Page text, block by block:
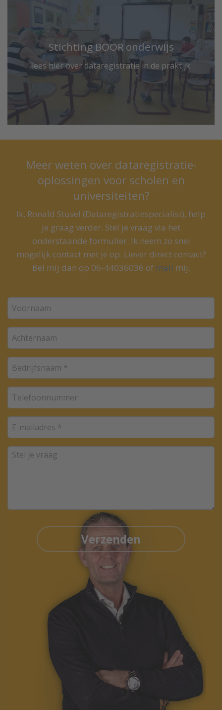
Stichting BOOR onderwijs
lees hier over dataregistratie in de praktijk
Meer weten over dataregistratie-
oplossingen voor scholen en
universiteiten?
Ik, Ronald Stuvel (Dataregistratiespecialist), help
je graag verder. Stel je vraag via het
onderstaande formulier. Ik neem zo snel
mogelijk contact met je op. Liever direct contact?
Bel mij dan op 06-44036036 of mail mij.
Verzenden